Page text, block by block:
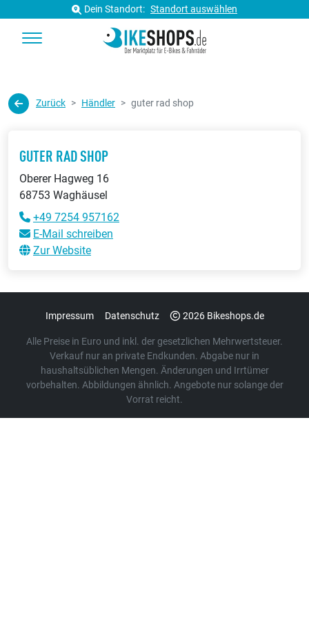
Dein Standort: Standort auswählen
Zurück Händler guter rad shop
GUTER RAD SHOP
Oberer Hagweg 16
68753 Waghäusel
+49 7254 957162
E-Mail schreiben
Zur Website
Impressum Datenschutz 2026 Bikeshops.de
Alle Preise in Euro und inkl. der gesetzlichen Mehrwertsteuer.
Verkauf nur an private Endkunden. Abgabe nur in
haushaltsüblichen Mengen. Änderungen und Irrtümer
vorbehalten. Abbildungen ähnlich. Angebote nur solange der
Vorrat reicht.